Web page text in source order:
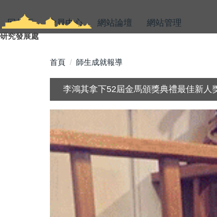
到
主
要
研究發展處
回首頁 會員中心 網站論壇 網站管理
首頁 師生成就報導
李鴻其拿下52屆金馬頒獎典禮最佳新人